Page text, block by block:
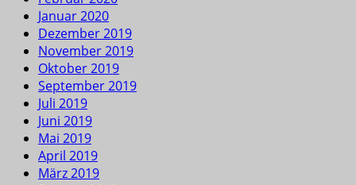
Januar 2020
Dezember 2019
November 2019
Oktober 2019
September 2019
Juli 2019
Juni 2019
Mai 2019
April 2019
März 2019